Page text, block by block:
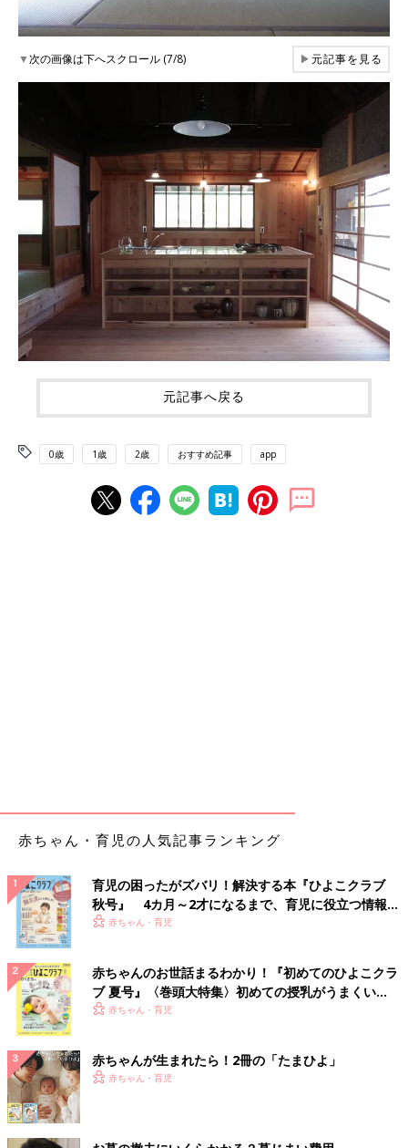
▼次の画像は下へスクロール (7/8) ▶元記事を見る
元記事へ戻る
0歳 1歳 2歳 おすすめ記事 app
赤ちゃん・育児の人気記事ランキング
育児の困ったがズバリ！解決する本『ひよこクラブ
秋号』 4カ月～2才になるまで、育児に役立つ情報が
いっぱい！
赤ちゃん・育児
赤ちゃんのお世話まるわかり！『初めてのひよこクラ
ブ 夏号』〈巻頭大特集〉初めての授乳がうまくい
く！ おっぱい・ミルクの基本と夏のトラブル 解決テ
赤ちゃん・育児
赤ちゃんが生まれたら！2冊の「たまひよ」
赤ちゃん・育児